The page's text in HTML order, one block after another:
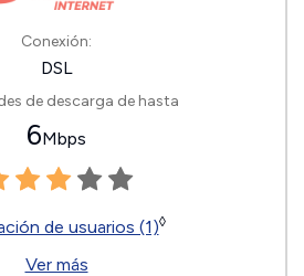
Conexión:
DSL
de descarga de hasta
6Mbps
de usuarios (1)◊
Ver más